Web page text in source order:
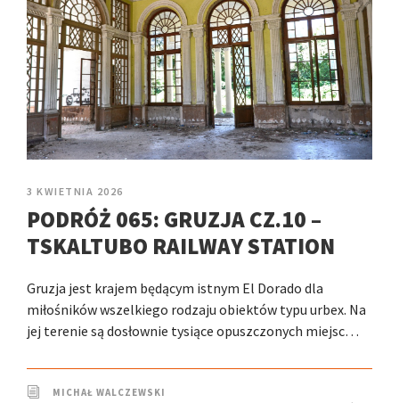
3 KWIETNIA 2026
PODRÓŻ 065: GRUZJA CZ.10 –
TSKALTUBO RAILWAY STATION
Gruzja jest krajem będącym istnym El Dorado dla
miłośników wszelkiego rodzaju obiektów typu urbex. Na
jej terenie są dosłownie tysiące opuszczonych miejsc…
MICHAŁ WALCZEWSKI